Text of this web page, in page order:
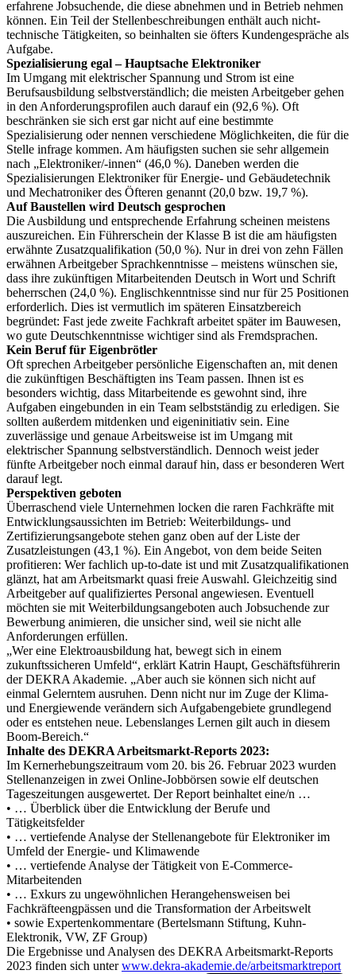
erfahrene Jobsuchende, die diese abnehmen und in Betrieb nehmen
können. Ein Teil der Stellenbeschreibungen enthält auch nicht-
technische Tätigkeiten, so beinhalten sie öfters Kundengespräche als
Aufgabe.
Spezialisierung egal – Hauptsache Elektroniker
Im Umgang mit elektrischer Spannung und Strom ist eine
Berufsausbildung selbstverständlich; die meisten Arbeitgeber gehen
in den Anforderungsprofilen auch darauf ein (92,6 %). Oft
beschränken sie sich erst gar nicht auf eine bestimmte
Spezialisierung oder nennen verschiedene Möglichkeiten, die für die
Stelle infrage kommen. Am häufigsten suchen sie sehr allgemein
nach „Elektroniker/-innen“ (46,0 %). Daneben werden die
Spezialisierungen Elektroniker für Energie- und Gebäudetechnik
und Mechatroniker des Öfteren genannt (20,0 bzw. 19,7 %).
Auf Baustellen wird Deutsch gesprochen
Die Ausbildung und entsprechende Erfahrung scheinen meistens
auszureichen. Ein Führerschein der Klasse B ist die am häufigsten
erwähnte Zusatzqualifikation (50,0 %). Nur in drei von zehn Fällen
erwähnen Arbeitgeber Sprachkenntnisse – meistens wünschen sie,
dass ihre zukünftigen Mitarbeitenden Deutsch in Wort und Schrift
beherrschen (24,0 %). Englischkenntnisse sind nur für 25 Positionen
erforderlich. Dies ist vermutlich im späteren Einsatzbereich
begründet: Fast jede zweite Fachkraft arbeitet später im Bauwesen,
wo gute Deutschkenntnisse wichtiger sind als Fremdsprachen.
Kein Beruf für Eigenbrötler
Oft sprechen Arbeitgeber persönliche Eigenschaften an, mit denen
die zukünftigen Beschäftigten ins Team passen. Ihnen ist es
besonders wichtig, dass Mitarbeitende es gewohnt sind, ihre
Aufgaben eingebunden in ein Team selbstständig zu erledigen. Sie
sollten außerdem mitdenken und eigeninitiativ sein. Eine
zuverlässige und genaue Arbeitsweise ist im Umgang mit
elektrischer Spannung selbstverständlich. Dennoch weist jeder
fünfte Arbeitgeber noch einmal darauf hin, dass er besonderen Wert
darauf legt.
Perspektiven geboten
Überraschend viele Unternehmen locken die raren Fachkräfte mit
Entwicklungsaussichten im Betrieb: Weiterbildungs- und
Zertifizierungsangebote stehen ganz oben auf der Liste der
Zusatzleistungen (43,1 %). Ein Angebot, von dem beide Seiten
profitieren: Wer fachlich up-to-date ist und mit Zusatzqualifikationen
glänzt, hat am Arbeitsmarkt quasi freie Auswahl. Gleichzeitig sind
Arbeitgeber auf qualifiziertes Personal angewiesen. Eventuell
möchten sie mit Weiterbildungsangeboten auch Jobsuchende zur
Bewerbung animieren, die unsicher sind, weil sie nicht alle
Anforderungen erfüllen.
„Wer eine Elektroausbildung hat, bewegt sich in einem
zukunftssicheren Umfeld“, erklärt Katrin Haupt, Geschäftsführerin
der DEKRA Akademie. „Aber auch sie können sich nicht auf
einmal Gelerntem ausruhen. Denn nicht nur im Zuge der Klima-
und Energiewende verändern sich Aufgabengebiete grundlegend
oder es entstehen neue. Lebenslanges Lernen gilt auch in diesem
Boom-Bereich.“
Inhalte des DEKRA Arbeitsmarkt-Reports 2023:
Im Kernerhebungszeitraum vom 20. bis 26. Februar 2023 wurden
Stellenanzeigen in zwei Online-Jobbörsen sowie elf deutschen
Tageszeitungen ausgewertet. Der Report beinhaltet eine/n …
• … Überblick über die Entwicklung der Berufe und
Tätigkeitsfelder
• … vertiefende Analyse der Stellenangebote für Elektroniker im
Umfeld der Energie- und Klimawende
• … vertiefende Analyse der Tätigkeit von E-Commerce-
Mitarbeitenden
• … Exkurs zu ungewöhnlichen Herangehensweisen bei
Fachkräfteengpässen und die Transformation der Arbeitswelt
• sowie Expertenkommentare (Bertelsmann Stiftung, Kuhn-
Elektronik, VW, ZF Group)
Die Ergebnisse und Analysen des DEKRA Arbeitsmarkt-Reports
2023 finden sich unterwww.dekra-akademie.de/arbeitsmarktreport